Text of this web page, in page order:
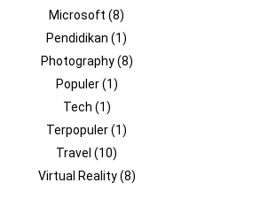
Microsoft (8)
Pendidikan (1)
Photography(8)
Populer(1)
Tech (1)
Terpopuler(1)
Travel (10)
Virtual Reality(8)